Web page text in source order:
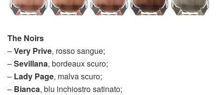
The Noirs
–Very Prive, rosso sangue;
–Sevillana, bordeaux scuro;
– Lady Page, malva scuro;
– Bianca, blu inchiostro satinato;